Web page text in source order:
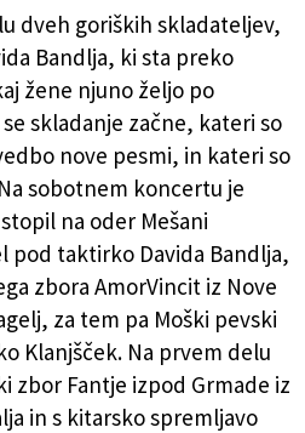
dveh goriških skladateljev,
Bandlja, ki sta preko
žene njuno željo po
skladanje začne, kateri so
nove pesmi, in kateri so
sobotnem koncertu je
na oder Mešani
pod taktirko Davida Bandlja,
zbora AmorVincit iz Nove
za tem pa Moški pevski
Klanjšček. Na prvem delu
zbor Fantje izpod Grmade iz
in s kitarsko spremljavo